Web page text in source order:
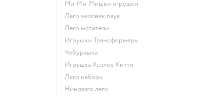
Ми-Ми-Мишки игрушки
Лего человек паук
Лего мстители
Игрушки Трансформеры
Чебурашка
Игрушка Хеллоу Китти
Лего наборы
Ниндзяго лего